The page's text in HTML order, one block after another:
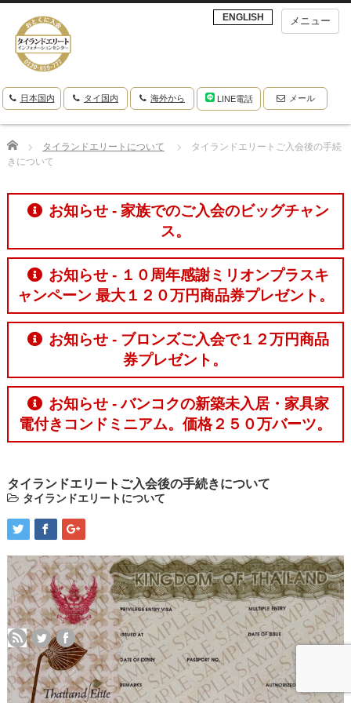
日本国内 タイ国内 海外から LINE電話 メール
ENGLISH メニュー
Home タイランドエリートについて
タイランドエリートご入会後の手続
きについて
お知らせ - 家族でのご入会のビッグチャン
ス。
お知らせ - １０周年感謝ミリオンプラスキ
ャンペーン 最大１２０万円商品券プレゼント。
お知らせ - ブロンズご入会で１２万円商品
券プレゼント。
お知らせ - バンコクの新築未入居・家具家
電付きコンドミニアム。価格２５０万バーツ。
タイランドエリートご入会後の手続きについて
タイランドエリートについて